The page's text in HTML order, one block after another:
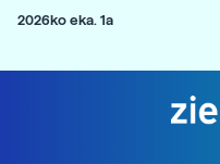
2026ko eka. 1a